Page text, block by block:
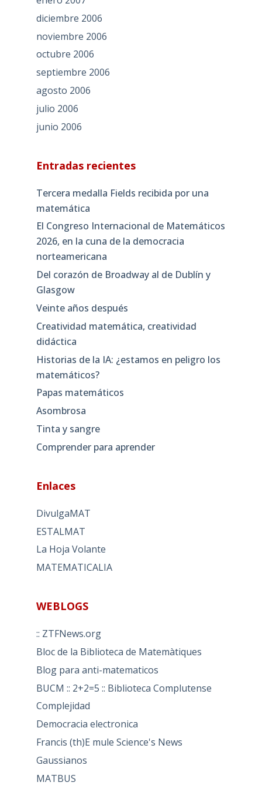
diciembre 2006
noviembre 2006
octubre 2006
septiembre 2006
agosto 2006
julio 2006
junio 2006
Entradas recientes
Tercera medalla Fields recibida por una
matemática
El Congreso Internacional de Matemáticos
2026, en la cuna de la democracia
norteamericana
Del corazón de Broadway al de Dublín y
Glasgow
Veinte años después
Creatividad matemática, creatividad
didáctica
Historias de la IA: ¿estamos en peligro los
matemáticos?
Papas matemáticos
Asombrosa
Tinta y sangre
Comprender para aprender
Enlaces
DivulgaMAT
ESTALMAT
La Hoja Volante
MATEMATICALIA
WEBLOGS
:: ZTFNews.org
Bloc de la Biblioteca de Matemàtiques
Blog para anti-matematicos
BUCM :: 2+2=5 :: Biblioteca Complutense
Complejidad
Democracia electronica
Francis (th)E mule Science's News
Gaussianos
MATBUS